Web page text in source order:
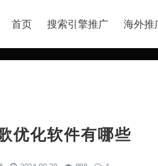
首页 搜索引擎推广 海外推
优化软件有哪些